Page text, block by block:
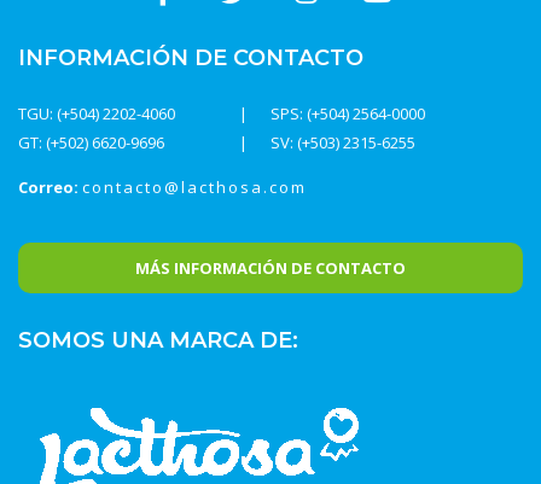
INFORMACIÓN DE CONTACTO
TGU: (+504) 2202-4060
SPS: (+504) 2564-0000
SV: (+503) 2315-6255
GT: (+502) 6620-9696
Correo: contacto@lacthosa.com
MÁS INFORMACIÓN DE CONTACTO
SOMOS UNA MARCA DE: